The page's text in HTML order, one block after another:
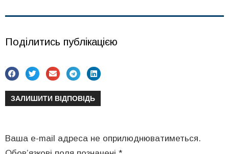
Поділитись публікацією
ЗАЛИШИТИ ВІДПОВІДЬ
Ваша e-mail адреса не оприлюднюватиметься.